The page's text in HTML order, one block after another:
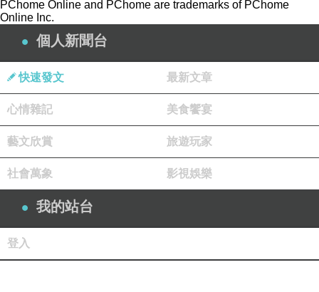
PChome Online and PChome are trademarks of PChome
Online Inc.
個人新聞台
快速發文 最新文章
心情雜記 美食饗宴
藝文欣賞 旅遊玩家
社會萬象 影視娛樂
我的站台
登入